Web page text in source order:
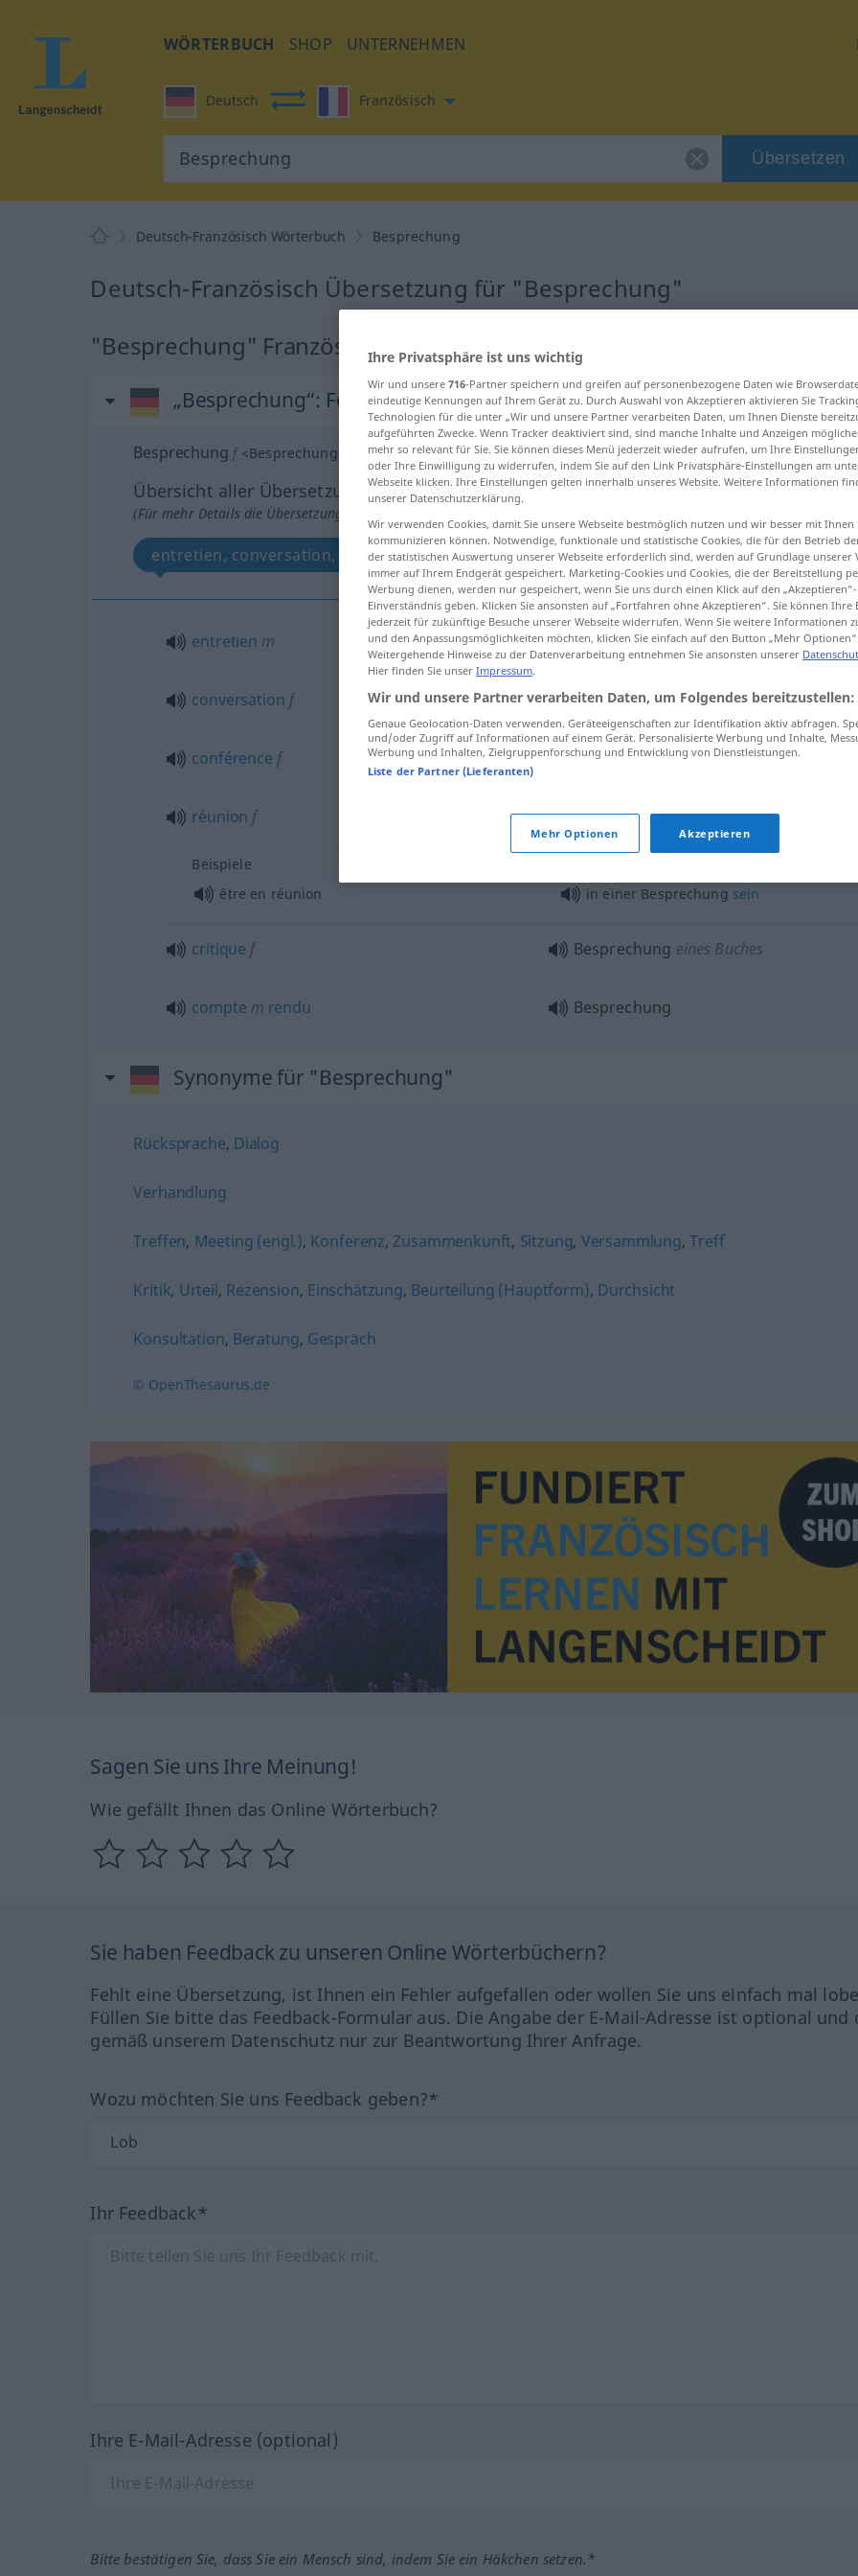
WÖRTERBUCH SHOP UNTERNEHMEN
Deutsch Französisch
Übersetzen
Deutsch-Französisch Wörterbuch Besprechung
Deutsch-Französisch Übersetzung für "Besprechung"
"Besprechung" Französisch Übersetzung
„Besprechung“: Femininum
Besprechung f <Besprechung Besprechungen>
Übersicht aller Übersetzungen
(Für mehr Details die Übersetzung anklicken/antippen)
entretien, conversation, conférence, réunion critique, compte rendu
entretien m Besprechung(≈ Gespräch)
conversation f Besprechung
conférence f Besprechung (≈ Beratung)
réunion f Besprechung
Beispiele
être en réunion
in einer Besprechung sein
critique f Besprechung eines Buches
compte m rendu Besprechung
Synonyme für "Besprechung"
Rücksprache, Dialog
Verhandlung
Treffen, Meeting (engl.), Konferenz, Zusammenkunft, Sitzung, Versammlung,Treff
Kritik, Urteil, Rezension, Einschätzung, Beurteilung (Hauptform), Durchsicht
Konsultation, Beratung, Gespräch
© OpenThesaurus.de
Sagen Sie uns Ihre Meinung!
Wie gefällt Ihnen das Online Wörterbuch?
Sie haben Feedback zu unseren Online Wörterbüchern?
Fehlt eine Übersetzung, ist Ihnen ein Fehler aufgefallen oder wollen Sie uns einfach mal
Füllen Sie bitte das Feedback-Formular aus. Die Angabe der E-Mail-Adresse ist optional und
gemäß unserem Datenschutz nur zur Beantwortung Ihrer Anfrage.
Wozu möchten Sie uns Feedback geben?*
Ihr Feedback*
Ihre E-Mail-Adresse (optional)
Bitte bestätigen Sie, dass Sie ein Mensch sind, indem Sie ein Häkchen setzen.*
Ihre Privatsphäre ist uns wichtig
Wir und unsere 716-Partner speichern und greifen auf personenbezogene Daten wie
eindeutige Kennungen auf Ihrem Gerät zu. Durch Auswahl von Akzeptieren aktivieren Sie
Technologien für die unter „Wir und unsere Partner verarbeiten Daten, um Ihnen Dienste
aufgeführten Zwecke. Wenn Tracker deaktiviert sind, sind manche Inhalte und Anzeigen
mehr so relevant für Sie. Sie können dieses Menü jederzeit wieder aufrufen, um Ihre
oder Ihre Einwilligung zu widerrufen, indem Sie auf den Link Privatsphäre-Einstellungen am
Webseite klicken. Ihre Einstellungen gelten innerhalb unseres Website. Weitere Informationen
unserer Datenschutzerklärung.
Wir verwenden Cookies, damit Sie unsere Webseite bestmöglich nutzen und wir besser mit Ihnen
kommunizieren können. Notwendige, funktionale und statistische Cookies, die für den Betrieb
der statistischen Auswertung unserer Webseite erforderlich sind, werden auf Grundlage unserer
immer auf Ihrem Endgerät gespeichert. Marketing-Cookies und Cookies, die der Bereitstellung
Werbung dienen, werden nur gespeichert, wenn Sie uns durch einen Klick auf den
Einverständnis geben. Klicken Sie ansonsten auf „Fortfahren ohne Akzeptieren“. Sie können Ihre
jederzeit für zukünftige Besuche unserer Webseite widerrufen. Wenn Sie weitere Informationen
und den Anpassungsmöglichkeiten möchten, klicken Sie einfach auf den Button „Mehr Optionen“.
Weitergehende Hinweise zu der Datenverarbeitung entnehmen Sie ansonsten unserer
Hier finden Sie unser Impressum.
Wir und unsere Partner verarbeiten Daten, um Folgendes bereitzustellen:
Genaue Geolocation-Daten verwenden. Geräteeigenschaften zur Identifikation aktiv abfragen.
und/oder Zugriff auf Informationen auf einem Gerät. Personalisierte Werbung und Inhalte,
Werbung und Inhalten, Zielgruppenforschung und Entwicklung von Dienstleistungen.
Liste der Partner (Lieferanten)
Mehr Optionen Akzeptieren